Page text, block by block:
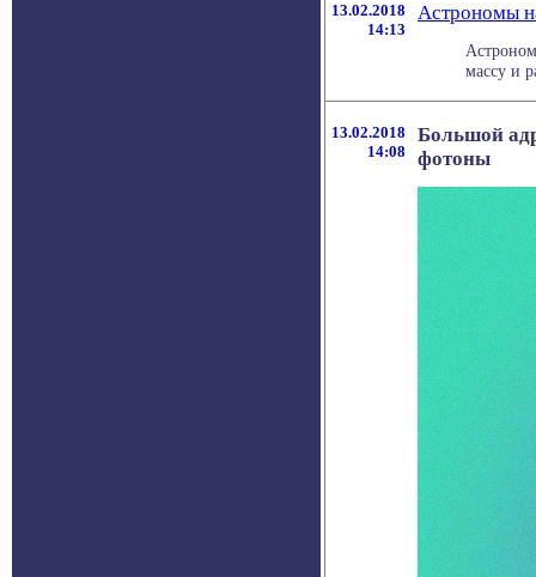
13.02.2018
14:13
Астрономы
массу и
13.02.2018
14:08
Большой
фотоны